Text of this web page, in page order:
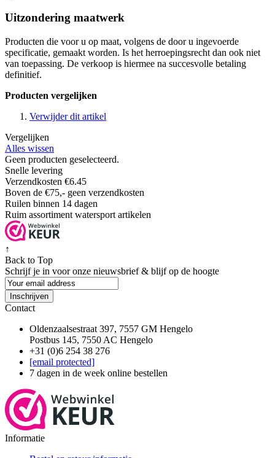
Uitzondering maatwerk
Producten die voor u op maat, volgens de door u ingevoerde
specificatie, gemaakt worden. Is het herroepingsrecht dan ook niet
van toepassing. De verkoop is hiermee na succesvolle betaling
definitief.
Producten vergelijken
Verwijder dit artikel
Vergelijken
Alles wissen
Geen producten geselecteerd.
Snelle levering
Verzendkosten €6.45
Boven de €75,- geen verzendkosten
Ruilen binnen 14 dagen
Ruim assortiment watersport artikelen
↑
Back to Top
Schrijf je in voor onze nieuwsbrief & blijf op de hoogte
Inschrijven
Contact
Oldenzaalsestraat 397, 7557 GM Hengelo
Postbus 145, 7550 AC Hengelo
+31 (0)6 254 38 276
[email protected]
7 dagen in de week online bestellen
Informatie